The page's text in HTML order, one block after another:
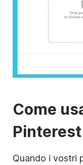
Come
Quando i vostri